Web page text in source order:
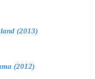
(2013)
(2012)